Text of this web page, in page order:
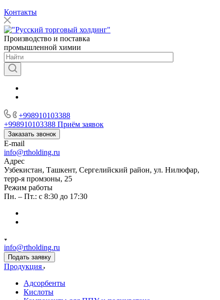
Контакты
Производство и поставка
промышленной химии
+998910103388
+998910103388 Приём заявок
Заказать звонок
E-mail
info@rtholding.ru
Адрес
Узбекистан, Ташкент, Сергелийский район, ул. Нилюфар,
терр-я промзоны, 25
Режим работы
Пн. – Пт.: с 8:30 до 17:30
info@rtholding.ru
Подать заявку
Продукция
Адсорбенты
Кислоты